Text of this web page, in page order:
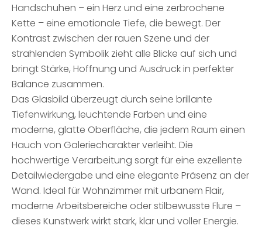
Handschuhen – ein Herz und eine zerbrochene
Kette – eine emotionale Tiefe, die bewegt. Der
Kontrast zwischen der rauen Szene und der
strahlenden Symbolik zieht alle Blicke auf sich und
bringt Stärke, Hoffnung und Ausdruck in perfekter
Balance zusammen.
Das Glasbild überzeugt durch seine brillante
Tiefenwirkung, leuchtende Farben und eine
moderne, glatte Oberfläche, die jedem Raum einen
Hauch von Galeriecharakter verleiht. Die
hochwertige Verarbeitung sorgt für eine exzellente
Detailwiedergabe und eine elegante Präsenz an der
Wand. Ideal für Wohnzimmer mit urbanem Flair,
moderne Arbeitsbereiche oder stilbewusste Flure –
dieses Kunstwerk wirkt stark, klar und voller Energie.